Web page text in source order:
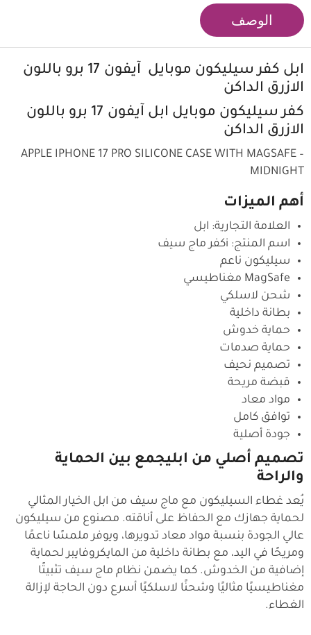
الوصف
ابل كفر سيليكون موبايل آيفون 17 برو باللون
الازرق الداكن
كفر سيليكون موبايل ابل آيفون 17 برو باللون
الازرق الداكن
APPLE IPHONE 17 PRO SILICONE CASE WITH MAGSAFE –
MIDNIGHT
أهم الميزات
العلامة التجارية: ابل
اسم المنتج: iكفر ماج سيف
سيليكون ناعم
MagSafe مغناطيسي
شحن لاسلكي
بطانة داخلية
حماية خدوش
حماية صدمات
تصميم نحيف
قبضة مريحة
مواد معاد
توافق كامل
جودة أصلية
تصميم أصلي من ابليجمع بين الحماية
والراحة
يُعد غطاء السيليكون مع ماج سيف من ابل الخيار المثالي
لحماية جهازك مع الحفاظ على أناقته. مصنوع من سيليكون
عالي الجودة بنسبة مواد معاد تدويرها، ويوفر ملمسًا ناعمًا
ومريحًا في اليد، مع بطانة داخلية من المايكروفايبر لحماية
إضافية من الخدوش. كما يضمن نظام ماج سيف تثبيتًا
مغناطيسيًا مثاليًا وشحنًا لاسلكيًا أسرع دون الحاجة لإزالة
الغطاء.